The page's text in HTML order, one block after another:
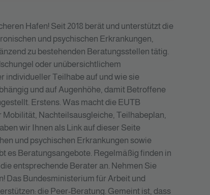
Hafen! Seit 2018 berät und unterstützt die
und psychischen Erkrankungen,
zu bestehenden Beratungsstellen tätig.
oder unübersichtlichem
individueller Teilhabe auf und wie sie
und auf Augenhöhe, damit Betroffene
Erstens. Was macht die EUTB
Nachteilsausgleiche, Teilhabeplan,
wir Ihnen als Link auf dieser Seite
und psychischen Erkrankungen sowie
es Beratungsangebote. Regelmäßig finden in
entsprechende Berater an. Nehmen Sie
Das Bundesministerium für Arbeit und
die Peer-Beratung. Gemeint ist, dass